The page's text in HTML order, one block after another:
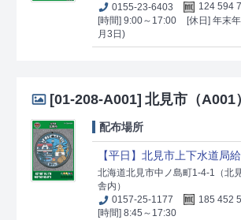
0155-23-6403
124 594
[時間] 9:00～17:00
[休日] 年末
月3日)
[01-208-A001] 北見市（A001）
配布場所
【平日】北見市上下水道局
北海道北見市中ノ島町1-4-1（北
舎内）
0157-25-1177
185 452
[時間] 8:45～17:30